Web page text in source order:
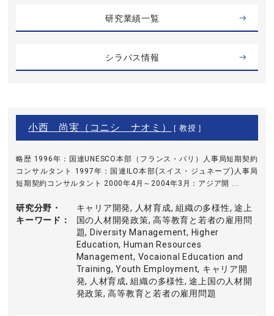
研究業績一覧
シラバス情報
小西 尚実（コニシ ナオミ） [ 教授 ]
略歴 1996年：国連UNESCO本部（フランス・パリ）人事局短期契約
コンサルタント 1997年：国連ILO本部(スイス・ジュネーブ)人事局
短期契約コンサルタント 2000年4月～2004年3月：アジア開 ...
研究分野・
キーワード
キャリア開発, 人材育成, 組織の多様性, 途上
国の人材開発政策, 高等教育と若者の雇用問
題, Diversity Management, Higher
Education, Human Resources
Management, Vocaional Education and
Training, Youth Employment, キャリア開
発, 人材育成, 組織の多様性, 途上国の人材開
発政策, 高等教育と若者の雇用問題